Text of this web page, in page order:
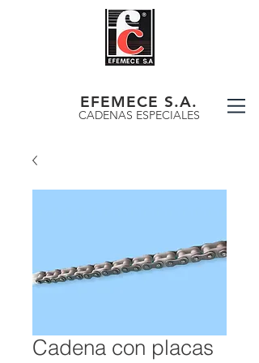
EFEMECE S.A.
CADENAS ESPECIALES
Cadena con placas